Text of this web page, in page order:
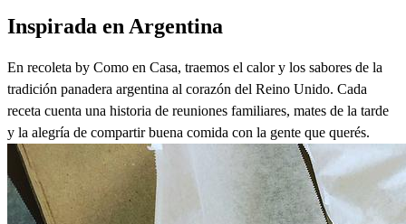
Inspirada en Argentina
En recoleta by Como en Casa, traemos el calor y los sabores de la
tradición panadera argentina al corazón del Reino Unido. Cada
receta cuenta una historia de reuniones familiares, mates de la tarde
y la alegría de compartir buena comida con la gente que querés.